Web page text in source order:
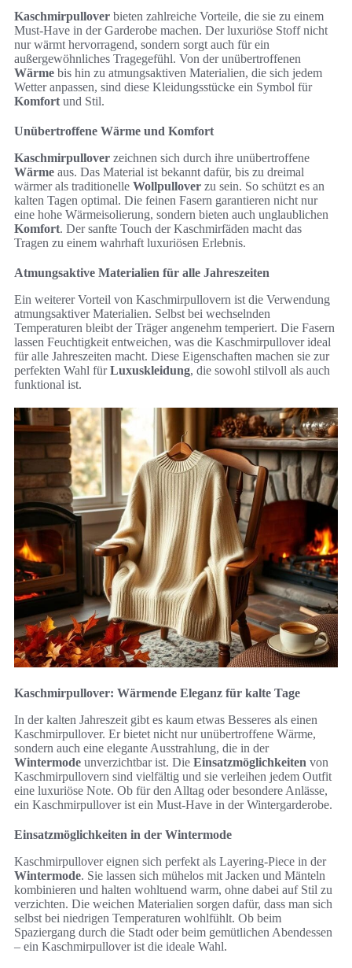
Kaschmirpullover bieten zahlreiche Vorteile, die sie zu einem
Must-Have in der Garderobe machen. Der luxuriöse Stoff nicht
nur wärmt hervorragend, sondern sorgt auch für ein
außergewöhnliches Tragegefühl. Von der unübertroffenen
Wärme bis hin zu atmungsaktiven Materialien, die sich jedem
Wetter anpassen, sind diese Kleidungsstücke ein Symbol für
Komfort und Stil.
Unübertroffene Wärme und Komfort
Kaschmirpullover zeichnen sich durch ihre unübertroffene
Wärme aus. Das Material ist bekannt dafür, bis zu dreimal
wärmer als traditionelle Wollpullover zu sein. So schützt es an
kalten Tagen optimal. Die feinen Fasern garantieren nicht nur
eine hohe Wärmeisolierung, sondern bieten auch unglaublichen
Komfort. Der sanfte Touch der Kaschmirfäden macht das
Tragen zu einem wahrhaft luxuriösen Erlebnis.
Atmungsaktive Materialien für alle Jahreszeiten
Ein weiterer Vorteil von Kaschmirpullovern ist die Verwendung
atmungsaktiver Materialien. Selbst bei wechselnden
Temperaturen bleibt der Träger angenehm temperiert. Die Fasern
lassen Feuchtigkeit entweichen, was die Kaschmirpullover ideal
für alle Jahreszeiten macht. Diese Eigenschaften machen sie zur
perfekten Wahl fürLuxuskleidung, die sowohl stilvoll als auch
funktional ist.
Kaschmirpullover: Wärmende Eleganz für kalte Tage
In der kalten Jahreszeit gibt es kaum etwas Besseres als einen
Kaschmirpullover. Er bietet nicht nur unübertroffene Wärme,
sondern auch eine elegante Ausstrahlung, die in der
Wintermode unverzichtbar ist. Die Einsatzmöglichkeiten von
Kaschmirpullovern sind vielfältig und sie verleihen jedem Outfit
eine luxuriöse Note. Ob für den Alltag oder besondere Anlässe,
ein Kaschmirpullover ist ein Must-Have in der Wintergarderobe.
Einsatzmöglichkeiten in der Wintermode
Kaschmirpullover eignen sich perfekt als Layering-Piece in der
Wintermode. Sie lassen sich mühelos mit Jacken und Mänteln
kombinieren und halten wohltuend warm, ohne dabei auf Stil zu
verzichten. Die weichen Materialien sorgen dafür, dass man sich
selbst bei niedrigen Temperaturen wohlfühlt. Ob beim
Spaziergang durch die Stadt oder beim gemütlichen Abendessen
– ein Kaschmirpullover ist die ideale Wahl.